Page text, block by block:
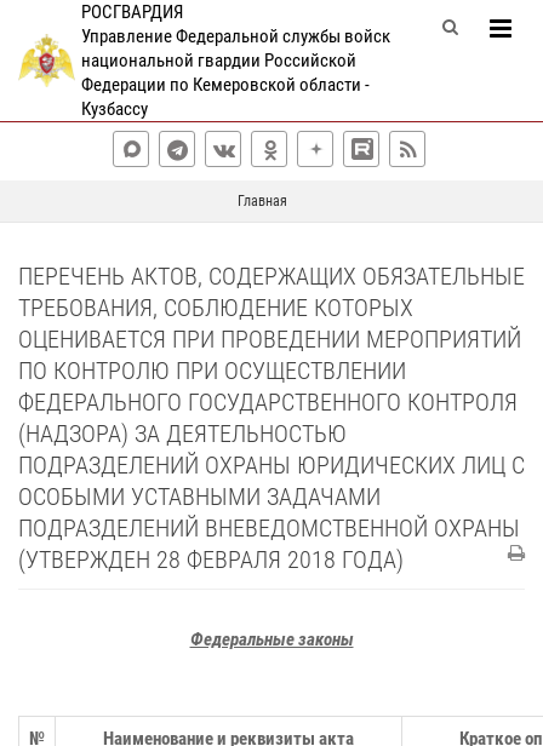
РОСГВАРДИЯ
Управление Федеральной службы войск
национальной гвардии Российской
Федерации по Кемеровской области -
Кузбассу
Главная
ПЕРЕЧЕНЬ АКТОВ, СОДЕРЖАЩИХ ОБЯЗАТЕЛЬНЫЕ
ТРЕБОВАНИЯ, СОБЛЮДЕНИЕ КОТОРЫХ
ОЦЕНИВАЕТСЯ ПРИ ПРОВЕДЕНИИ МЕРОПРИЯТИЙ
ПО КОНТРОЛЮ ПРИ ОСУЩЕСТВЛЕНИИ
ФЕДЕРАЛЬНОГО ГОСУДАРСТВЕННОГО КОНТРОЛЯ
(НАДЗОРА) ЗА ДЕЯТЕЛЬНОСТЬЮ
ПОДРАЗДЕЛЕНИЙ ОХРАНЫ ЮРИДИЧЕСКИХ ЛИЦ С
ОСОБЫМИ УСТАВНЫМИ ЗАДАЧАМИ
ПОДРАЗДЕЛЕНИЙ ВНЕВЕДОМСТВЕННОЙ ОХРАНЫ
(УТВЕРЖДЕН 28 ФЕВРАЛЯ 2018 ГОДА)
Федеральные законы
№ Наименование и реквизиты акта Краткое